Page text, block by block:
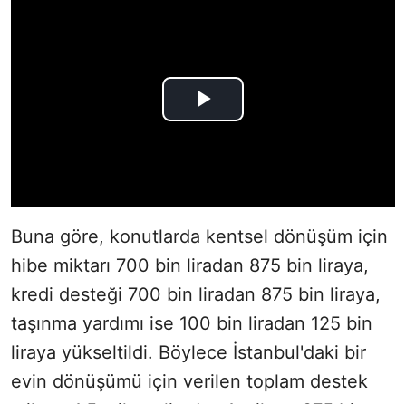
Buna göre, konutlarda kentsel dönüşüm için
hibe miktarı 700 bin liradan 875 bin liraya,
kredi desteği 700 bin liradan 875 bin liraya,
taşınma yardımı ise 100 bin liradan 125 bin
liraya yükseltildi. Böylece İstanbul'daki bir
evin dönüşümü için verilen toplam destek